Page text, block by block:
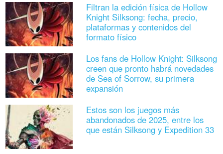
Filtran la edición física de Hollow
Knight Silksong: fecha, precio,
plataformas y contenidos del
formato físico
Los fans de Hollow Knight: Silksong
creen que pronto habrá novedades
de Sea of Sorrow, su primera
expansión
Estos son los juegos más
abandonados de 2025, entre los
que están Silksong y Expedition 33